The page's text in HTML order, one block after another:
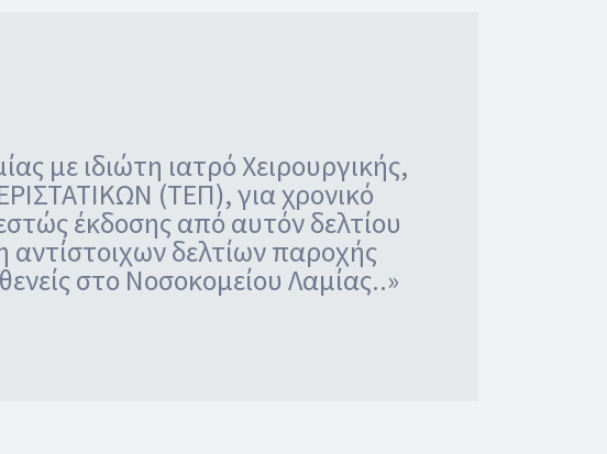
με ιδιώτη ιατρό Χειρουργικής,
(ΤΕΠ), για χρονικό
έκδοσης από αυτόν δελτίου
δελτίων παροχής
στο Νοσοκομείου Λαμίας..»